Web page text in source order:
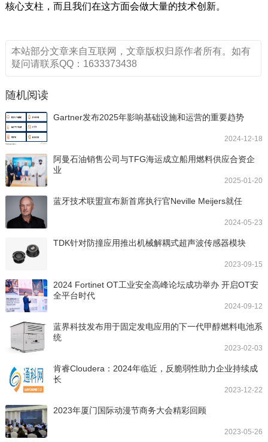
核心支柱，而且我们在这方面会做大量的技术创新。
本站部分文章来自互联网，文章版权归原作者所有。如有
疑问请联系QQ：1633373438
随机阅读
Gartner发布2025年影响基础设施和运营的重要趋势
2024-12-18
阿曼石油销售公司与TFG海运成立船用燃料供应合资企
业
2025-01-20
蓝牙技术联盟宣布新首席执行官Neville Meijers就任
2024-05-23
TDK针对防撞应用推出机械解耦式超声波传感器模块
2023-09-15
2024 Fortinet OT工业安全高峰论坛成功举办 开启OT安
全平台时代
2024-09-12
蓝界科技发布用于固定发电应用的下一代甲醇燃料电池系
统
2023-02-03
肯睿Cloudera：2024年临近，反脆弱性助力企业持续成
长
2023-12-22
2023年厦门国际动漫节商务大会精彩回顾
2023-05-26